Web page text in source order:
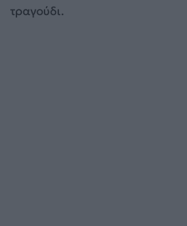
τραγούδι.